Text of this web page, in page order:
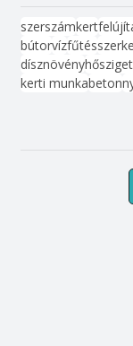
szerszámkert
bútorvízfűtés
dísznövény
kerti munkabeton